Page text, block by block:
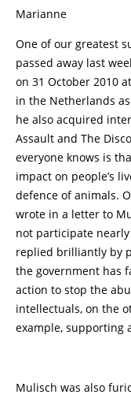
Marianne
One of our greatest
passed away last
on 31 October 2010
in the Netherlands
he also acquired
Assault and The
everyone knows is
impact on people’s
defence of animals.
wrote in a letter to
not participate
replied brilliantly by
the government has
action to stop the
intellectuals, on the
example, supporting
Mulisch was also